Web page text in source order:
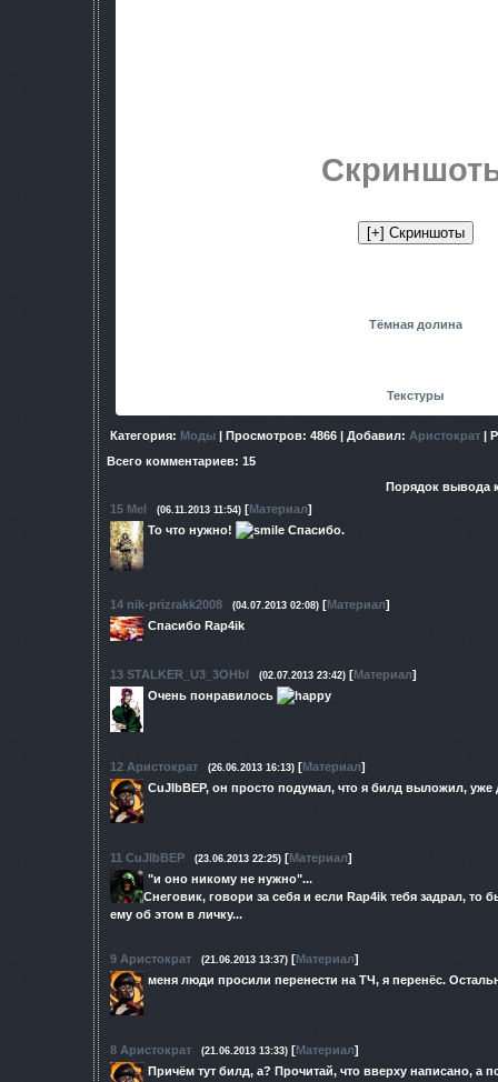
Тёмная долина
Текстуры
Категория: Моды | Просмотров: 4866 | Добавил: Аристократ |
Всего комментариев: 15
Порядок вывода
15 Mel (06.11.2013 11:54) [Материал]
То что нужно!
Спасибо.
14 nik-prizrakk2008 (04.07.2013 02:08) [Материал]
Спасибо Rap4ik
13 STALKER_U3_3OHbI (02.07.2013 23:42) [Материал]
Очень понравилось
12 Аристократ (26.06.2013 16:13) [Материал]
CuJIbBEP, он просто подумал, что я билд выложил,
11 CuJIbBEP (23.06.2013 22:25) [Материал]
"и оно никому не нужно"...
Снеговик, говори за себя и если Rap4ik тебя задрал,
ему об этом в личку...
9 Аристократ (21.06.2013 13:37) [Материал]
меня люди просили перенести на ТЧ, я перенёс.
8 Аристократ (21.06.2013 13:33) [Материал]
Причём тут билд, а? Прочитай, что вверху написано, а